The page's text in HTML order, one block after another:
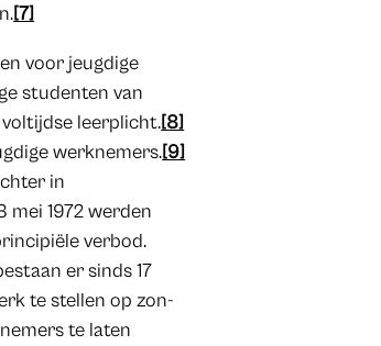
[7]
voor jeugdige
studenten van
leerplicht.[8]
werknemers.[9]
in
1972 werden
verbod.
er sinds 17
te stellen op zon-
te laten